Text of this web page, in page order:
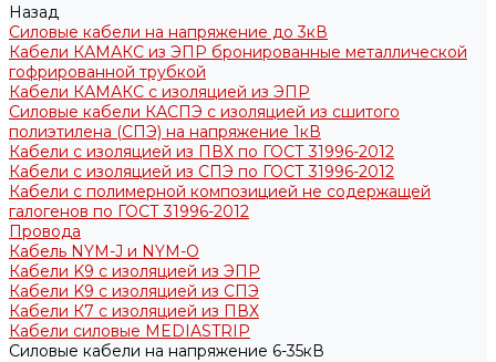
Назад
Силовые кабели на напряжение до 3кВ
Кабели КАМАКС из ЭПР бронированные металлической
гофрированной трубкой
Кабели КАМАКС с изоляцией из ЭПР
Силовые кабели КАСПЭ с изоляцией из сшитого
полиэтилена (СПЭ) на напряжение 1кВ
Кабели с изоляцией из ПВХ по ГОСТ 31996-2012
Кабели с изоляцией из СПЭ по ГОСТ 31996-2012
Кабели с полимерной композицией не содержащей
галогенов по ГОСТ 31996-2012
Провода
Кабель NYM-J и NYM-O
Кабели K9 с изоляцией из ЭПР
Кабели K9 с изоляцией из СПЭ
Кабели К7 с изоляцией из ПВХ
Кабели силовые MEDIASTRIP
Силовые кабели на напряжение 6-35кВ